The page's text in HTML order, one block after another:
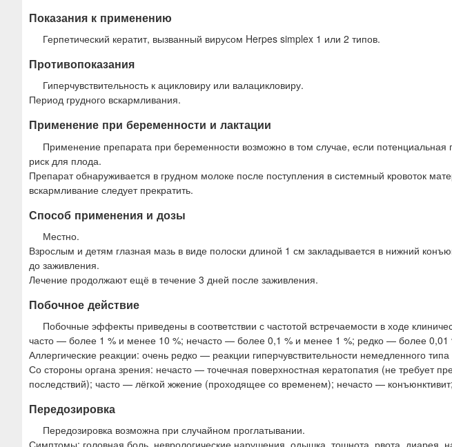
Показания к применению
Герпетический кератит, вызванный вирусом Herpes simplex 1 или 2 типов.
Противопоказания
Гиперчувствительность к ацикловиру или валацикловиру.
Период грудного вскармливания.
Применение при беременности и лактации
Применение препарата при беременности возможно в том случае, если
риск для плода.
Препарат обнаруживается в грудном молоке после поступления в системный кровоток
вскармливание следует прекратить.
Способ применения и дозы
Местно.
Взрослым и детям глазная мазь в виде полоски длиной 1 см закладывается в нижний
до заживления.
Лечение продолжают ещё в течение 3 дней после заживления.
Побочное действие
Побочные эффекты приведены в соответствии с частотой встречаемости в ходе
часто — более 1 % и менее 10 %; нечасто — более 0,1 % и менее 1 %; редко — более
Аллергические реакции: очень редко — реакции гиперчувствительности немедленного типа
Со стороны органа зрения: нечасто — точечная поверхностная кератопатия (не требует
последствий); часто — лёгкой жжение (проходящее со временем); нечасто —
Передозировка
Передозировка возможна при случайном проглатывании.